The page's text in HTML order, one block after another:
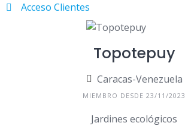
Acceso Clientes
Topotepuy
Caracas-Venezuela
MIEMBRO DESDE 23/11/2023
Jardines ecológicos